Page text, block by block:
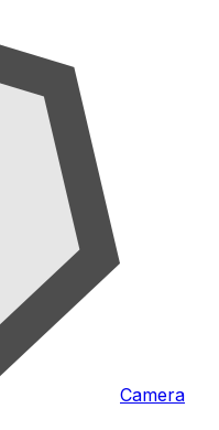
Camera